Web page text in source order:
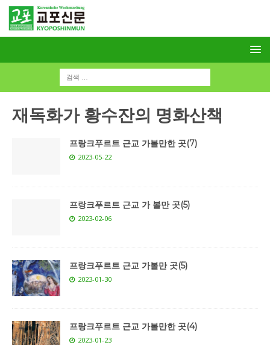
재독화가 황수잔의 명화산책
프랑크푸르트 근교 가볼만한 곳(7)
2023-05-22
프랑크푸르트 근교 가 볼만 곳(5)
2023-02-06
프랑크푸르트 근교 가볼만 곳(5)
2023-01-30
프랑크푸르트 근교 가볼만한 곳(4)
2023-01-23